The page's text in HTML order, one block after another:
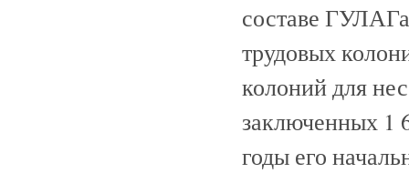
составе
трудовых
колоний для
заключенных 1
годы его